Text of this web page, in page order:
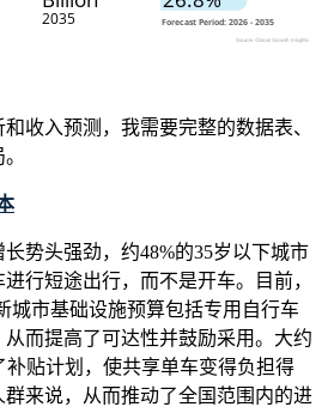
收入预测，我需要完整的数据表、
。
势头强劲，约48%的35岁以下城市
行短途出行，而不是开车。目前，
城市基础设施预算包括专用自行车
而提高了可达性并鼓励采用。大约
补贴计划，使共享单车变得负担得
来说，从而推动了全国范围内的进